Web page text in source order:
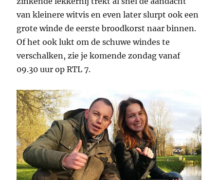
van kleinere witvis en even later slurpt ook een
grote winde de eerste broodkorst naar binnen.
Of het ook lukt om de schuwe windes te
verschalken, zie je komende zondag vanaf
09.30 uur op RTL 7.